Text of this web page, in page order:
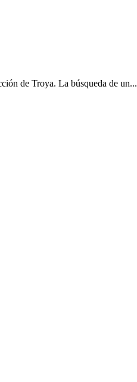
de Troya. La búsqueda de un...